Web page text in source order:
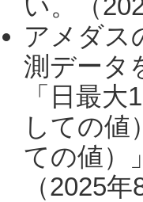
アメダス
測データ
「日最
しての値
ての値）
（2025年